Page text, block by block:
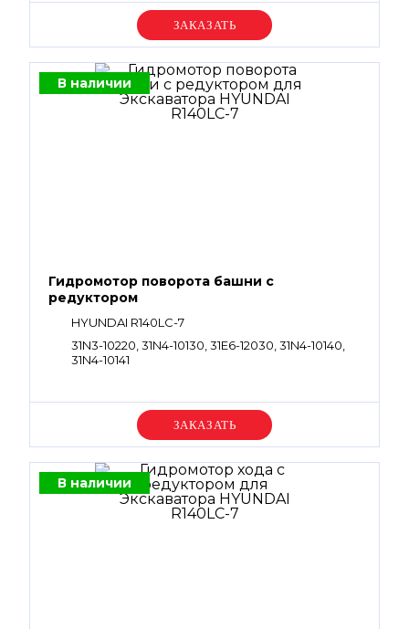
Уточняйте цену
В наличии
Гидромотор поворота башни с
редуктором
HYUNDAI R140LC-7
31N3-10220, 31N4-10130, 31E6-12030, 31N4-10140,
31N4-10141
Уточняйте цену
В наличии